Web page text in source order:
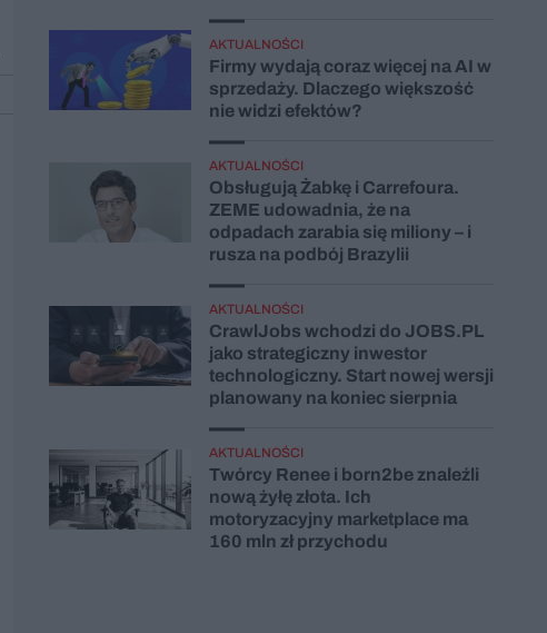
AKTUALNOŚCI
Firmy wydają coraz więcej na AI w
sprzedaży. Dlaczego większość
nie widzi efektów?
AKTUALNOŚCI
Obsługują Żabkę i Carrefoura.
ZEME udowadnia, że na
odpadach zarabia się miliony – i
rusza na podbój Brazylii
AKTUALNOŚCI
CrawlJobs wchodzi do JOBS.PL
jako strategiczny inwestor
technologiczny. Start nowej wersji
planowany na koniec sierpnia
AKTUALNOŚCI
Twórcy Renee i born2be znaleźli
nową żyłę złota. Ich
motoryzacyjny marketplace ma
160 mln zł przychodu